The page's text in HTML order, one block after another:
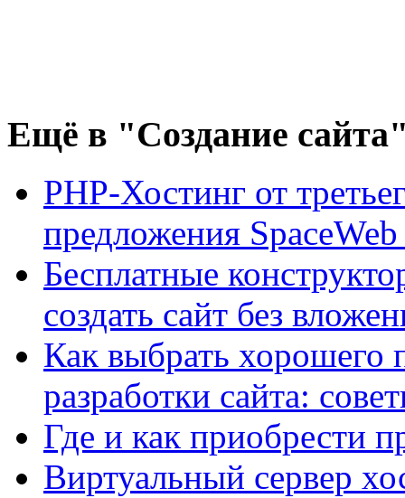
Ещё в "Создание
PHP-Хостинг от
предложения
Бесплатные
создать сайт без
Как выбрать хорошего
разработки сайта:
Где и как приобрести
Виртуальный сервер